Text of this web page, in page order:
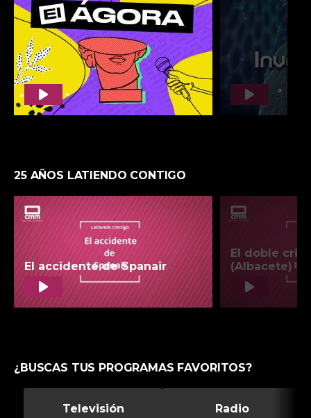
25 AÑOS LATIENDO CONTIGO
¿BUSCAS TUS PROGRAMAS FAVORITOS?
Televisión Radio